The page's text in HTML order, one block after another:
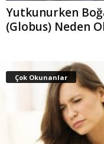
Yutkunurken
(Globus) Neden
Çok Okunanlar